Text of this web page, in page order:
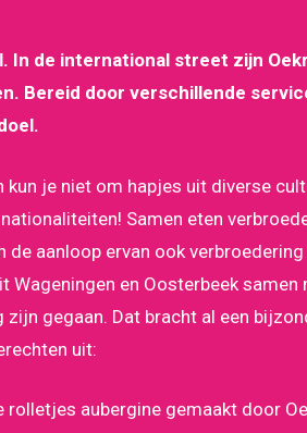
In de international street zijn
Bereid door verschillende
je niet om hapjes uit diverse
Samen eten
aanloop ervan ook
Wageningen en Oosterbeek samen
gegaan. Dat bracht al een
uit:
rolletjes aubergine gemaakt door